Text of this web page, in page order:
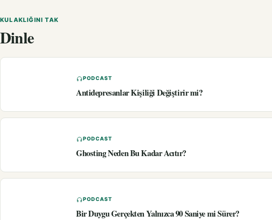
KULAKLIĞINI TAK
Dinle
PODCAST
Antidepresanlar Kişiliği Değiştirir mi?
PODCAST
Ghosting Neden Bu Kadar Acıtır?
PODCAST
Bir Duygu Gerçekten Yalnızca 90 Saniye mi Sürer?